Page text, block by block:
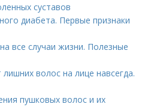
суставов
диабета. Первые признаки
все случаи жизни. Полезные
волос на лице навсегда.
пушковых волос и их